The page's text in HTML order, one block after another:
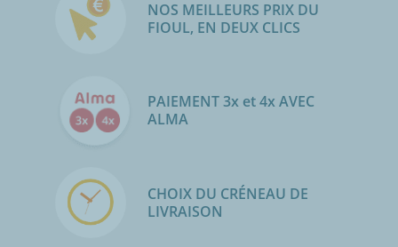
NOS MEILLEURS PRIX DU
FIOUL, EN DEUX CLICS
PAIEMENT 3x et 4x AVEC
ALMA
CHOIX DU CRÉNEAU DE
LIVRAISON